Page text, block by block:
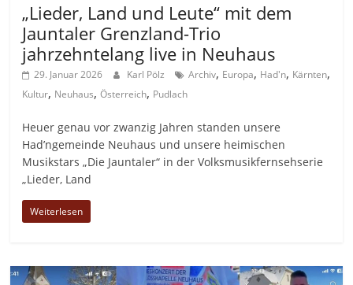
„Lieder, Land und Leute“ mit dem
Jauntaler Grenzland-Trio
jahrzehntelang live in Neuhaus
29. Januar 2026 Karl Pölz Archiv, Europa, Had'n, Kärnten,
Kultur, Neuhaus,Österreich, Pudlach
Heuer genau vor zwanzig Jahren standen unsere
Had’ngemeinde Neuhaus und unsere heimischen
Musikstars „Die Jauntaler“ in der Volksmusikfernsehserie
„Lieder, Land
Weiterlesen